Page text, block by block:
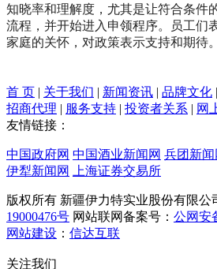
知晓率和理解度，尤其是让符合条件
流程，并开始进入申领程序。员工们
家庭的关怀，对政策表示支持和期待。
首 页 | 关于我们 | 新闻资讯 | 品牌文化 |
招商代理 | 服务支持 | 投资者关系 | 网
友情链接：
中国政府网 中国酒业新闻网 兵团新闻
伊犁新闻网
上海证券交易所
版权所有 新疆伊力特实业股份有限公
19000476号 网站联网备案号： 公网安
网站建设 ： 信达互联
关注我们